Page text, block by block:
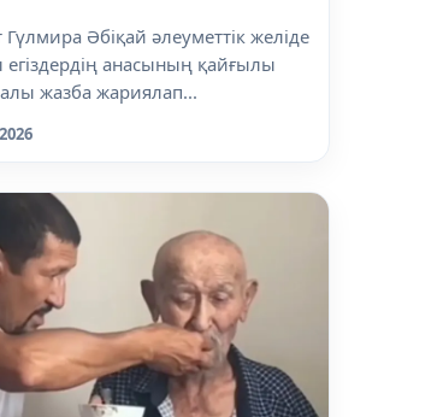
Әбіқай әлеуметтік желіде
егіздердің анасының қайғылы
жазба жариялап...